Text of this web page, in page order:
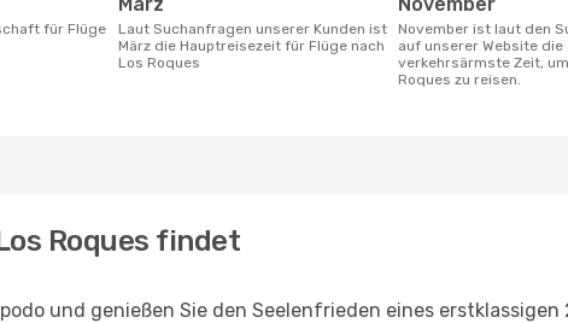
Laut Suchanfragen unserer Kunden ist
März die Hauptreisezeit für Flüge nach
Los Roques
November ist laut den Suchanfragen
auf unserer Website die
verkehrsärmste Zeit,
Roques zu reisen.
Roques findet
und genießen Sie den Seelenfrieden eines